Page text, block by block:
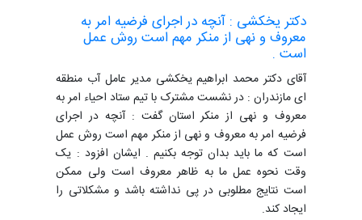
دکتر یخکشی : آنچه در اجرای فرضیه امر به
معروف و نهی از منکر مهم است روش عمل
است .
آقای دکتر محمد ابراهیم یخکشی مدیر عامل آب منطقه
ای مازندران : در نشست مشترک با تیم ستاد احیاء امر به
معروف و نهی از منکر استان گفت : آنچه در اجرای
فرضیه امر به معروف و نهی از منکر مهم است روش عمل
است که ما باید بدان توجه بکنیم . ایشان افزود : یک
وقت نحوه عمل ما به ظاهر معروف است ولی ممکن
است نتایج مطلوبی در پی نداشته باشد و مشکلاتی را
ایجاد کند.